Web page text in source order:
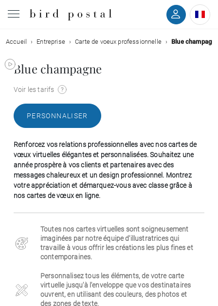
Mariage
Naissance
Communion
Décès
Anniversaire
Entreprise
Accueil Entreprise Carte de voeux professionnelle Blue
Blue champagne
Voir les tarifs
PERSONNALISER
Renforcez vos relations professionnelles avec nos cartes de
vœux virtuelles élégantes et personnalisées. Souhaitez une
année prospère à vos clients et partenaires avec des
messages chaleureux et un design professionnel. Montrez
votre appréciation et démarquez-vous avec classe grâce à
nos cartes de vœux en ligne.
Toutes nos cartes virtuelles sont soigneusement
imaginées par notre équipe d'illustratrices qui
travaille à vous offrir les créations les plus fines et
contemporaines.
Personnalisez tous les éléments, de votre carte
virtuelle jusqu'à l'enveloppe que vos destinataires
ouvrent, en utilisant des couleurs, des photos et
des zones de texte.